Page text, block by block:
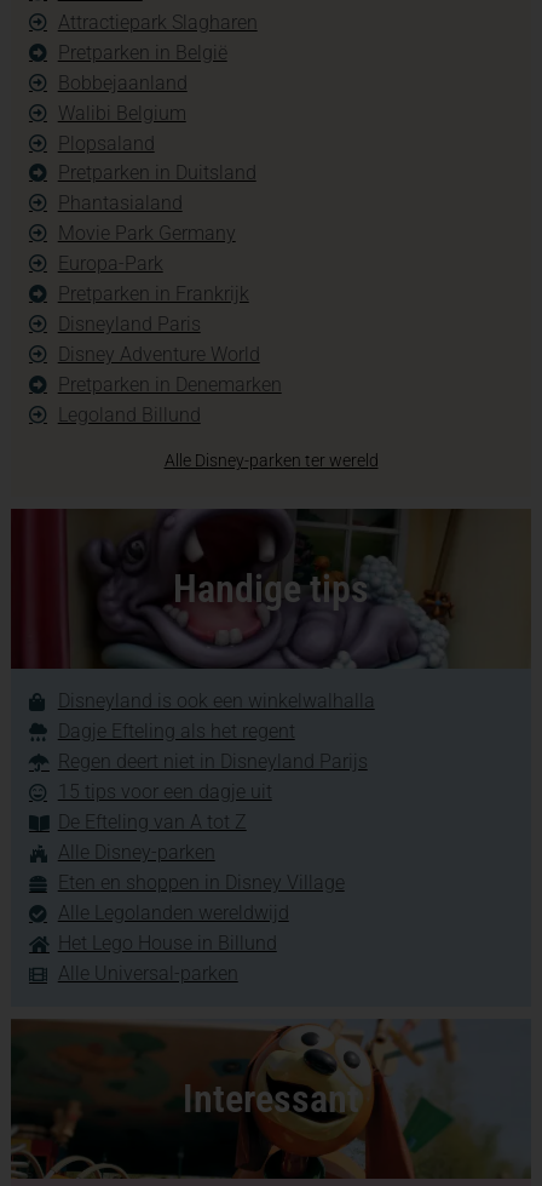
Attractiepark Slagharen
Pretparken in België
Bobbejaanland
Walibi Belgium
Plopsaland
Pretparken in Duitsland
Phantasialand
Movie Park Germany
Europa-Park
Pretparken in Frankrijk
Disneyland Paris
Disney Adventure World
Pretparken in Denemarken
Legoland Billund
Alle Disney-parken ter wereld
Handige tips
Disneyland is ook een winkelwalhalla
Dagje Efteling als het regent
Regen deert niet in Disneyland Parijs
15 tips voor een dagje uit
De Efteling van A tot Z
Alle Disney-parken
Eten en shoppen in Disney Village
Alle Legolanden wereldwijd
Het Lego House in Billund
Alle Universal-parken
Interessant